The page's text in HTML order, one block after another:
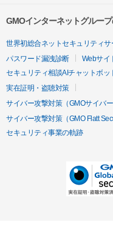
GMOインターネットグルー
世界初総合ネットセキュリティサ
パスワード漏洩診断
Webサイ
セキュリティ相談AIチャットボッ
実在証明・盗聴対策
サイバー攻撃対策（GMOサイバ
サイバー攻撃対策（GMO Flatt
セキュリティ事業の軌跡